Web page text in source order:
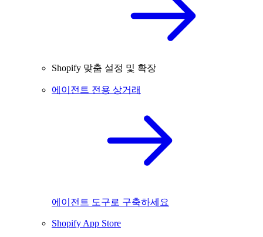
Shopify 맞춤 설정 및 확장
에이전트 전용 상거래
에이전트 도구로 구축하세요
Shopify App Store